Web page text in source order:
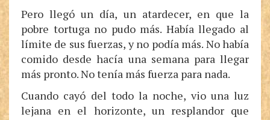
Pero llegó un día, un atardecer, en que la
pobre tortuga no pudo más. Había llegado al
límite de sus fuerzas, y no podía más. No había
comido desde hacía una semana para llegar
más pronto. No tenía más fuerza para nada.
Cuando cayó del todo la noche, vio una luz
lejana en el horizonte, un resplandor que